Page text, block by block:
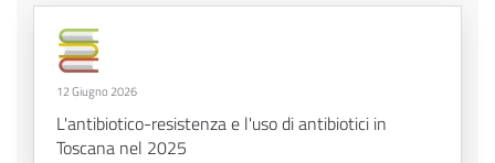
12 Giugno 2026
L'antibiotico-resistenza e l'uso di antibiotici in
Toscana nel 2025